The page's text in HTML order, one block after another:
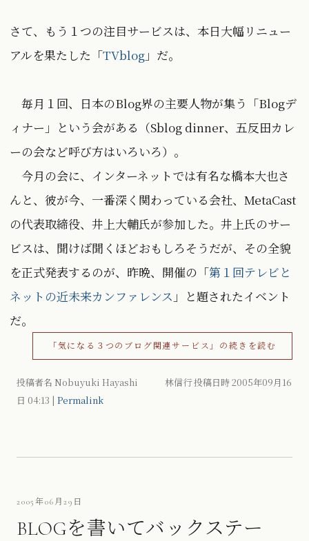
さて、もう１つの注目サービスは、本日大幅リニュー
アルを果たした「TVblog 」だ。
毎月１回、日本のBlog界の主要人物が集う「Blogデ
ィナー」という会がある（Sblog dinner、五反田カレ
ーの会など呼び方はいろいろ）。
今月の会に、インターネットでは有名な橋本大也さ
んと、彼が今、一番深く関わっている会社、MetaCast
の代表取締役、井上大輔氏が参加した。井上氏のサー
ビスは、聞けば聞くほどおもしろそうだが、その全貌
を正式発表するのが、昨晩、開催の「第１回テレビと
ネットの近未来カンファレンス 」と題されたイベント
だ。
「気になる３つのブログ関連サービス」の続きを読む
投稿者名 Nobuyuki Hayashi 林信行 投稿日時 2005年09月16
日 04:13 | Permalink
2005年06月29日
BLOGを書いてバックステー